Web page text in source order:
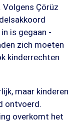
Çörüz
is gegaan -
zich moeten
kinderrechten
maar kinderen
ontvoerd.
overkomt het